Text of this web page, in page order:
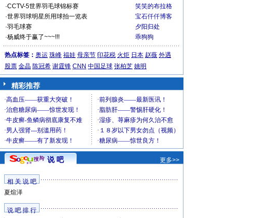
·CCTV-5世界羽毛球锦标赛
笑笑的布拉格
·世界羽球明星所用球拍一览表
宝石仟仟博客
·羽毛球赛
夕阳归处
·杨威终于赢了~~~!!! 乖狗狗
热点标签： 奥运 珠峰 福娃 母亲节 印花税 火炬 日本 赵薇 外遇
股票 金晶 陈冠希 谢霆锋 CNN 中国足球 张柏芝 姚明
精彩推荐
说 吧 更多>>
相 关 说 吧
夏煊泽
说 吧 排 行